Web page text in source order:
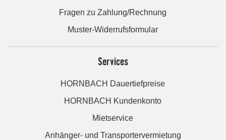
Fragen zu Zahlung/Rechnung
Muster-Widerrufsformular
Services
HORNBACH Dauertiefpreise
HORNBACH Kundenkonto
Mietservice
Anhänger- und Transportervermietung